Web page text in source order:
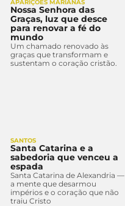
APARIÇÕES MARIANAS
Nossa Senhora das
Graças, luz que desce
para renovar a fé do
mundo
Um chamado renovado às
graças que transformam e
sustentam o coração cristão.
SANTOS
Santa Catarina e a
sabedoria que venceu a
espada
Santa Catarina de Alexandria —
a mente que desarmou
impérios e o coração que não
traiu Cristo